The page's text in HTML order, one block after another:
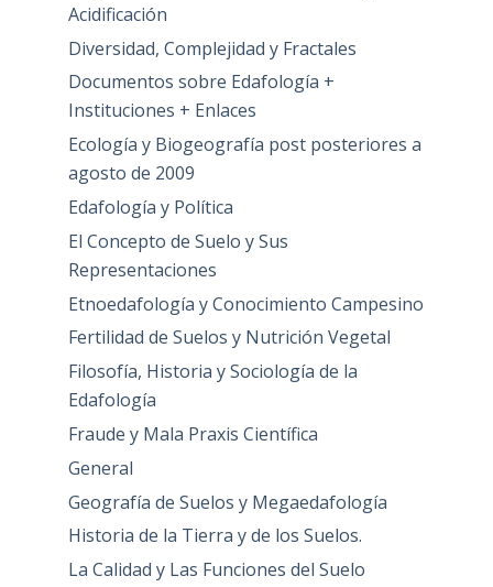
Acidificación
Diversidad, Complejidad y Fractales
Documentos sobre Edafología +
Instituciones + Enlaces
Ecología y Biogeografía post posteriores a
agosto de 2009
Edafología y Política
El Concepto de Suelo y Sus
Representaciones
Etnoedafología y Conocimiento Campesino
Fertilidad de Suelos y Nutrición Vegetal
Filosofía, Historia y Sociología de la
Edafología
Fraude y Mala Praxis Científica
General
Geografía de Suelos y Megaedafología
Historia de la Tierra y de los Suelos.
La Calidad y Las Funciones del Suelo